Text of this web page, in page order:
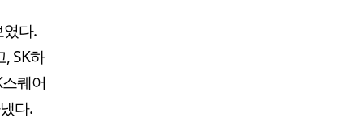
다.
SK하
퀘어
다.